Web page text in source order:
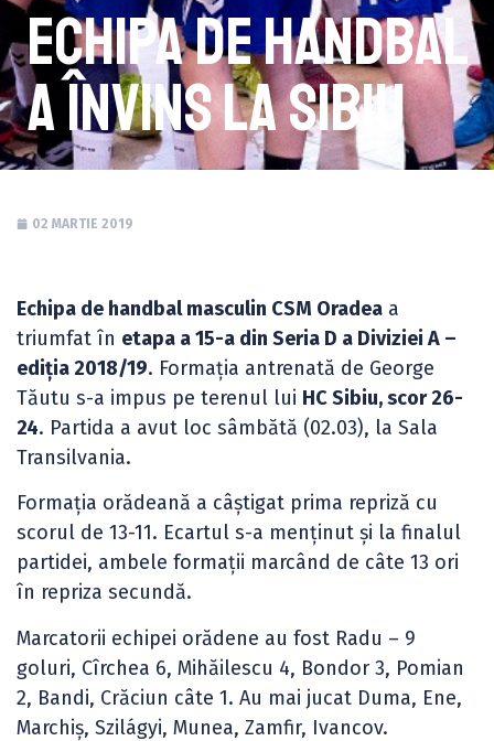
Echipa de handbal
a învins la Sibiu
02 MARTIE 2019
Echipa de handbal masculin CSM Oradea a
triumfat în etapa a 15-a din Seria D a Diviziei A –
ediția 2018/19. Formația antrenată de George
Tăutu s-a impus pe terenul lui HC Sibiu, scor 26-
24. Partida a avut loc sâmbătă (02.03), la Sala
Transilvania.
Formația orădeană a câștigat prima repriză cu
scorul de 13-11. Ecartul s-a menținut și la finalul
partidei, ambele formații marcând de câte 13 ori
în repriza secundă.
Marcatorii echipei orădene au fost Radu – 9
goluri, Cîrchea 6, Mihăilescu 4, Bondor 3, Pomian
2, Bandi, Crăciun câte 1. Au mai jucat Duma, Ene,
Marchiș, Szilágyi, Munea, Zamfir, Ivancov.